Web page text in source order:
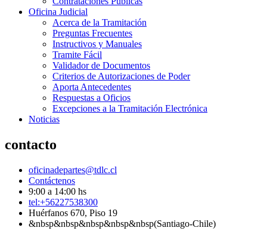
Oficina Judicial
Acerca de la Tramitación
Preguntas Frecuentes
Instructivos y Manuales
Tramite Fácil
Validador de Documentos
Criterios de Autorizaciones de Poder
Aporta Antecedentes
Respuestas a Oficios
Excepciones a la Tramitación Electrónica
Noticias
contacto
oficinadepartes@tdlc.cl
Contáctenos
9:00 a 14:00 hs
tel:+56227538300
Huérfanos 670, Piso 19
&nbsp&nbsp&nbsp&nbsp&nbsp(Santiago-Chile)